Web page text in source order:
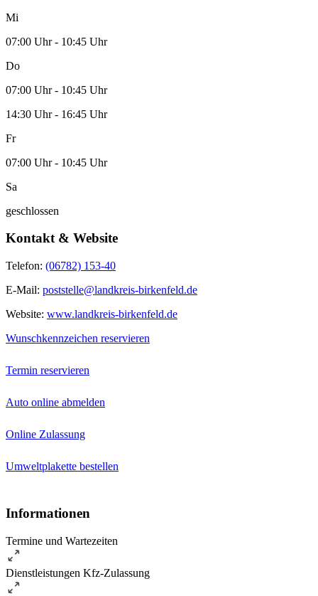
Mi
07:00 Uhr - 10:45 Uhr
Do
07:00 Uhr - 10:45 Uhr
14:30 Uhr - 16:45 Uhr
Fr
07:00 Uhr - 10:45 Uhr
Sa
geschlossen
Kontakt & Website
Telefon: (06782) 153-40
E-Mail: poststelle@landkreis-birkenfeld.de
Website: www.landkreis-birkenfeld.de
Wunschkennzeichen reservieren
Termin reservieren
Auto online abmelden
Online Zulassung
Umweltplakette bestellen
Informationen
Termine und Wartezeiten
Dienstleistungen Kfz-Zulassung